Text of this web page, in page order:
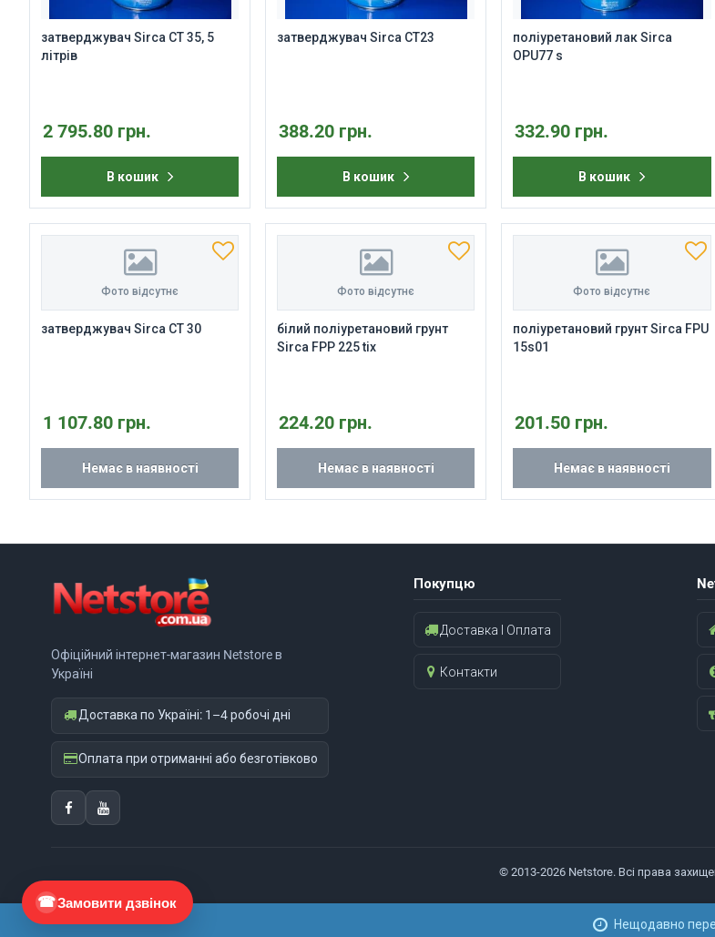
затверджувач Sirca CT 35, 5
літрів
2 795.80 грн.
В кошик
затверджувач Sirca CT23
388.20 грн.
В кошик
поліуретановий лак Sirca
OPU77 s
332.90 грн.
В кошик
Фото відсутнє
затверджувач Sirca CT 30
1 107.80 грн.
Немає в наявності
Фото відсутнє
білий поліуретановий грунт
Sirca FPP 225 tix
224.20 грн.
Немає в наявності
Фото відсутнє
поліуретановий грунт Sirca FPU
15s01
201.50 грн.
Немає в наявності
Офіційний інтернет-магазин Netstore в
Україні
Доставка по Україні: 1–4 робочі дні
Оплата при отриманні або безготівково
Покупцю
Доставка І Оплата
Контакти
© 2013-2026 Netstore. Всі права
Нещодавно
Замовити дзвінок